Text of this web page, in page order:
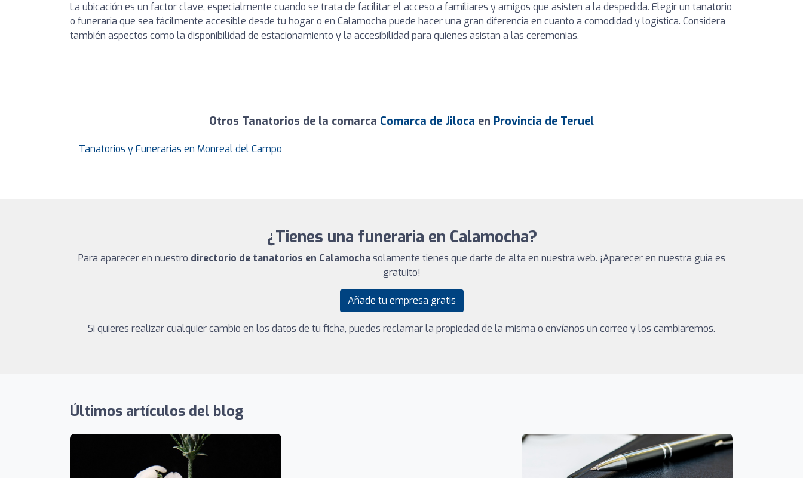
La ubicación es un factor clave, especialmente cuando se trata de facilitar el acceso a familiares y amigos que asisten a la despedida. Elegir un tanatorio
o funeraria que sea fácilmente accesible desde tu hogar o en Calamocha puede hacer una gran diferencia en cuanto a comodidad y logística. Considera
también aspectos como la disponibilidad de estacionamiento y la accesibilidad para quienes asistan a las ceremonias.
Otros Tanatorios de la comarca Comarca de Jiloca en Provincia de Teruel
Tanatorios y Funerarias en Monreal del Campo
¿Tienes una funeraria en Calamocha?
Para aparecer en nuestro directorio de tanatorios en Calamochasolamente tienes que darte de alta en nuestra web. ¡Aparecer en nuestra guía es
gratuito!
Añade tu empresa gratis
Si quieres realizar cualquier cambio en los datos de tu ficha, puedes reclamar la propiedad de la misma o envíanos un correo y los cambiaremos.
Últimos artículos del blog